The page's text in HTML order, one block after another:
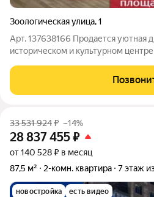
Зоологическая улица,1
Арт. 137638166 Продается уютная
историческом и культурном
жизни, так и для выгодной сдачи в
преимущества объекта: Топовый
33 531 924₽ –14%
28 837 455₽
от 140 528 ₽ в месяц
87,5 м²
2-комн. квартира 7 этаж
новостройка есть видео